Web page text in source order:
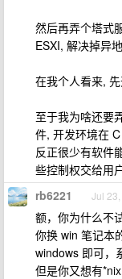
然后再弄个塔式
ESXI, 解决掉异
在我个人看来,
至于我为啥还要
件, 开发环境在
反正很少有软件
些控制权交给用
rb6221 Jul
额，你为什么不
你换 win 笔记本
windows 即可，
但是你又想有